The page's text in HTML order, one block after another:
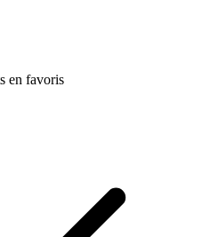
en favoris